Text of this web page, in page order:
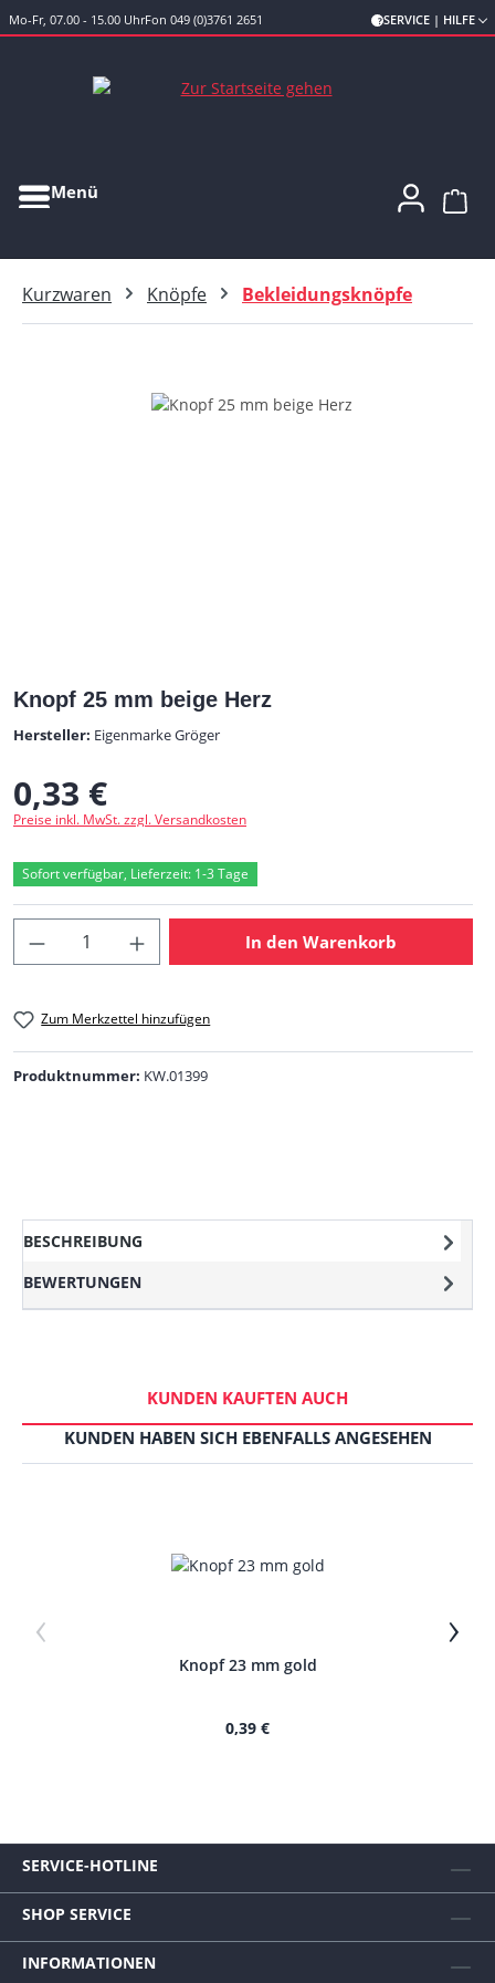
Zum Hauptinhalt springen
Mo-Fr, 07.00 - 15.00 UhrFon 049 (0)3761 2651 SERVICE | HILFE
Menü
Kurzwaren Knöpfe Bekleidungsknöpfe
Bildergalerie überspringen
Knopf 25 mm beige Herz
Hersteller: Eigenmarke Gröger
Regulärer Preis:
0,33 €
Preise inkl. MwSt. zzgl. Versandkosten
Sofort verfügbar, Lieferzeit: 1-3 Tage
Produkt Anzahl: Gib den gewünschten
In den Warenkorb
Zum Merkzettel hinzufügen
Produktnummer: KW.01399
BESCHREIBUNG
BEWERTUNGEN
KUNDEN KAUFTEN AUCH
KUNDEN HABEN SICH EBENFALLS ANGESEHEN
‹
Knopf 23 mm gold
0,39 €
›
SERVICE-HOTLINE
SHOP SERVICE
INFORMATIONEN